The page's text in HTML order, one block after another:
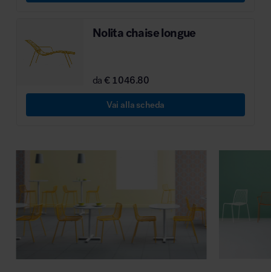
Nolita chaise longue
da€ 1046.80
Vai alla scheda